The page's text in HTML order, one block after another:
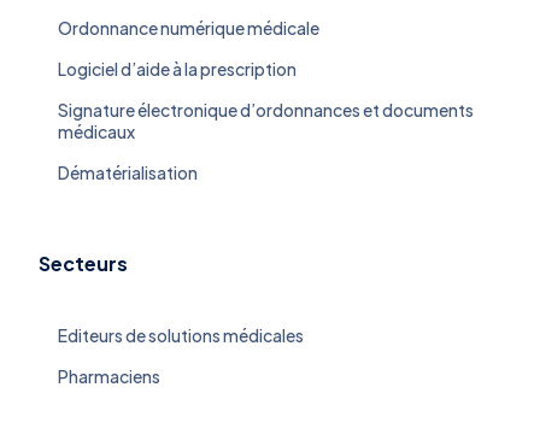
Ordonnance numérique médicale
Logiciel d’aide à la prescription
Signature électronique d’ordonnances et documents
médicaux
Dématérialisation
Secteurs
Editeurs de solutions médicales
Pharmaciens